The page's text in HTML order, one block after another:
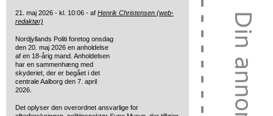
21. maj 2026 - kl. 10:06 - af Henrik Christensen (web-
redaktør)
Nordjyllands Politi foretog onsdag
den 20. maj 2026 en anholdelse
af en 18-årig mand. Anholdelsen
har en sammenhæng med
skyderiet, der er begået i det
centrale Aalborg den 7. april
2026.
Det oplyser den overordnet ansvarlige for